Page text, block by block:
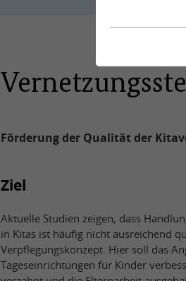
Förderung der Qualität der
Ziel
Aktuelle Studien zeigen, dass
in Kitas ist häufig nicht ausreichend
Verpflegungskonzept. Hier soll das
Tageseinrichtungen für Kinder